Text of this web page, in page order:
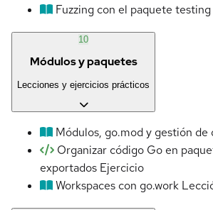
Fuzzing con el paquete testing
10
Módulos y paquetes
Lecciones y ejercicios prácticos
Módulos, go.mod y gestión de
Organizar código Go en
exportados Ejercicio
Workspaces con go.work